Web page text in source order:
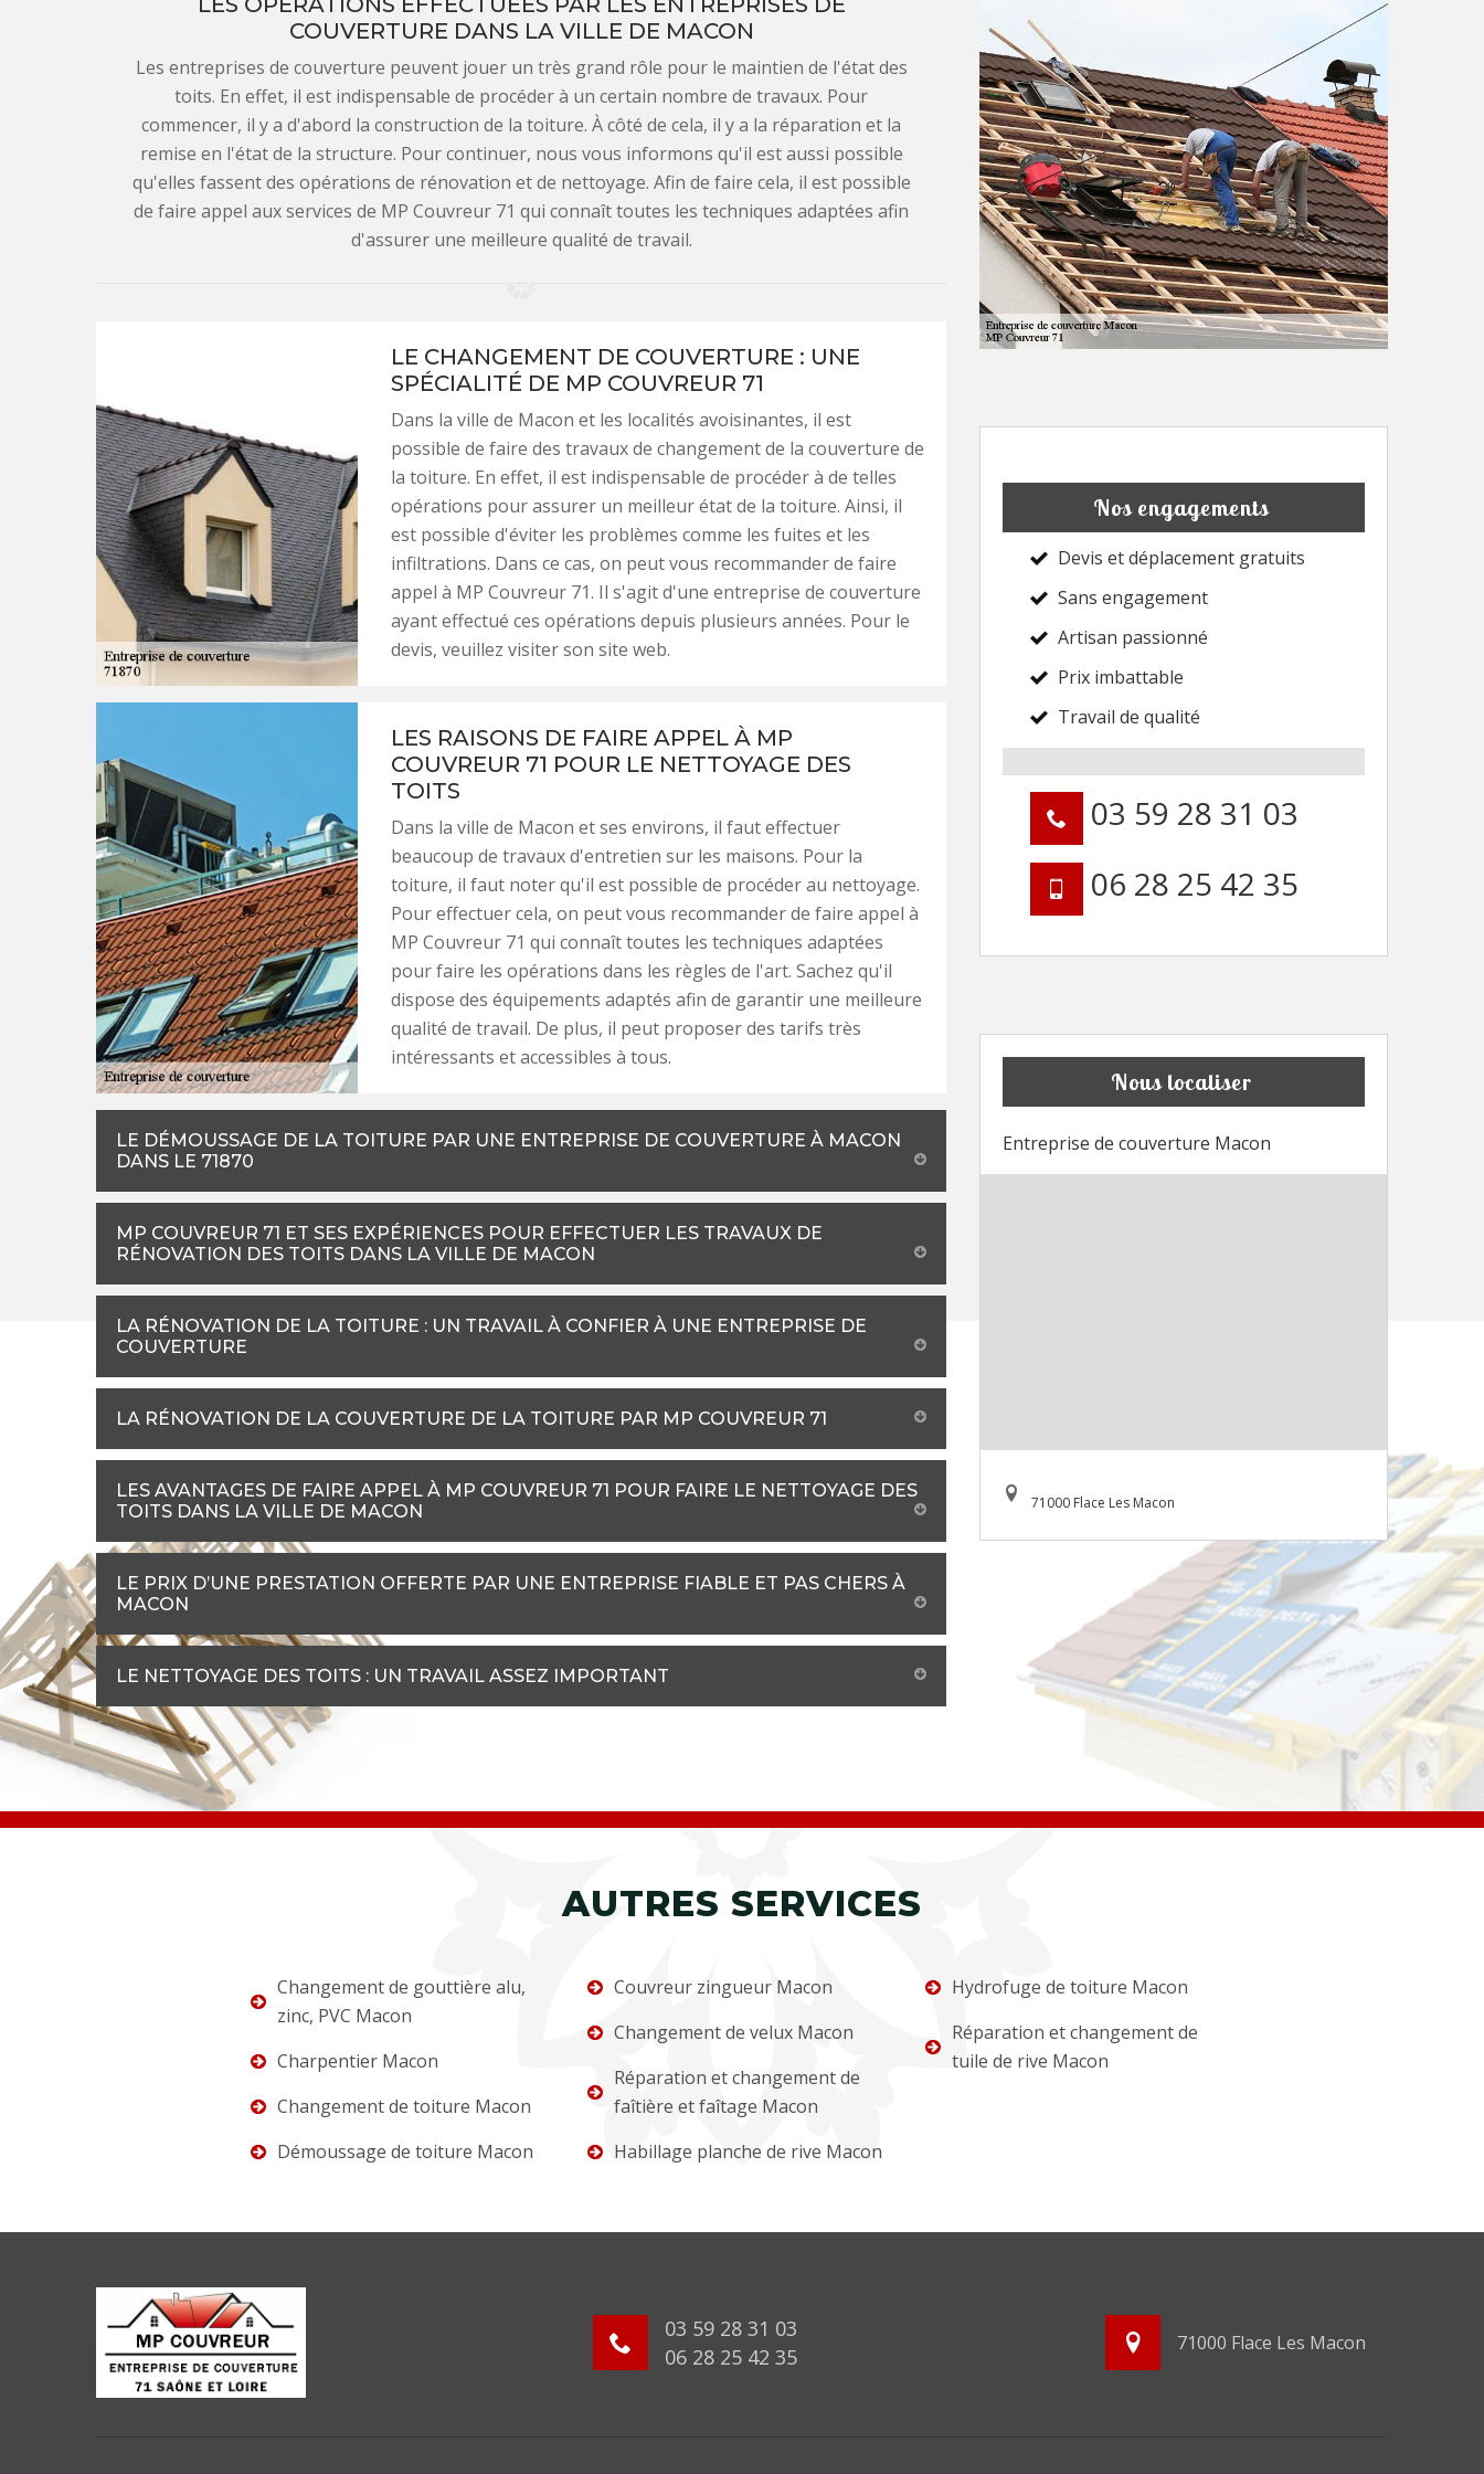
COUVERTURE DANS LA VILLE DE MACON
Les entreprises de couverture peuvent jouer un très grand rôle pour le maintien de l'état des
toits. En effet, il est indispensable de procéder à un certain nombre de travaux. Pour
commencer, il y a d'abord la construction de la toiture. À côté de cela, il y a la réparation et la
remise en l'état de la structure. Pour continuer, nous vous informons qu'il est aussi possible
qu'elles fassent des opérations de rénovation et de nettoyage. Afin de faire cela, il est possible
de faire appel aux services de MP Couvreur 71 qui connaît toutes les techniques adaptées afin
d'assurer une meilleure qualité de travail.
LE CHANGEMENT DE COUVERTURE : UNE
SPÉCIALITÉ DE MP COUVREUR 71
Dans la ville de Macon et les localités avoisinantes, il est
possible de faire des travaux de changement de la couverture de
la toiture. En effet, il est indispensable de procéder à de telles
opérations pour assurer un meilleur état de la toiture. Ainsi, il
est possible d'éviter les problèmes comme les fuites et les
infiltrations. Dans ce cas, on peut vous recommander de faire
appel à MP Couvreur 71. Il s'agit d'une entreprise de couverture
ayant effectué ces opérations depuis plusieurs années. Pour le
devis, veuillez visiter son site web.
LES RAISONS DE FAIRE APPEL À MP
COUVREUR 71 POUR LE NETTOYAGE DES
TOITS
Dans la ville de Macon et ses environs, il faut effectuer
beaucoup de travaux d'entretien sur les maisons. Pour la
toiture, il faut noter qu'il est possible de procéder au nettoyage.
Pour effectuer cela, on peut vous recommander de faire appel à
MP Couvreur 71 qui connaît toutes les techniques adaptées
pour faire les opérations dans les règles de l'art. Sachez qu'il
dispose des équipements adaptés afin de garantir une meilleure
qualité de travail. De plus, il peut proposer des tarifs très
intéressants et accessibles à tous.
LE DÉMOUSSAGE DE LA TOITURE PAR UNE ENTREPRISE DE COUVERTURE À MACON
DANS LE 71870
MP COUVREUR 71 ET SES EXPÉRIENCES POUR EFFECTUER LES TRAVAUX DE
RÉNOVATION DES TOITS DANS LA VILLE DE MACON
LA RÉNOVATION DE LA TOITURE : UN TRAVAIL À CONFIER À UNE ENTREPRISE DE
COUVERTURE
LA RÉNOVATION DE LA COUVERTURE DE LA TOITURE PAR MP COUVREUR 71
LES AVANTAGES DE FAIRE APPEL À MP COUVREUR 71 POUR FAIRE LE NETTOYAGE DES
TOITS DANS LA VILLE DE MACON
LE PRIX D’UNE PRESTATION OFFERTE PAR UNE ENTREPRISE FIABLE ET PAS CHERS À
MACON
LE NETTOYAGE DES TOITS : UN TRAVAIL ASSEZ IMPORTANT
Nos engagements
Devis et déplacement gratuits
Sans engagement
Artisan passionné
Prix imbattable
Travail de qualité
03 59 28 31 03
06 28 25 42 35
Nous localiser
Entreprise de couverture Macon
71000 Flace Les Macon
AUTRES SERVICES
Changement de gouttière alu,
zinc, PVC Macon
Charpentier Macon
Changement de toiture Macon
Démoussage de toiture Macon
Couvreur zingueur Macon
Changement de velux Macon
Réparation et changement de
faîtière et faîtage Macon
Habillage planche de rive Macon
Hydrofuge de toiture Macon
Réparation et changement de
tuile de rive Macon
03 59 28 31 03
06 28 25 42 35
71000 Flace Les Macon